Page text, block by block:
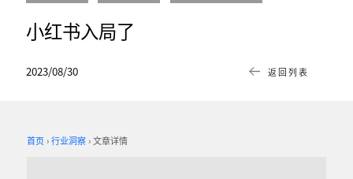
返回列表
2023/08/30
小红书入局了
首页 行业洞察 文章详情